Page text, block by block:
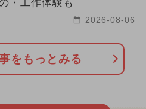
・工作体験も
2026-08-06
をもっとみる